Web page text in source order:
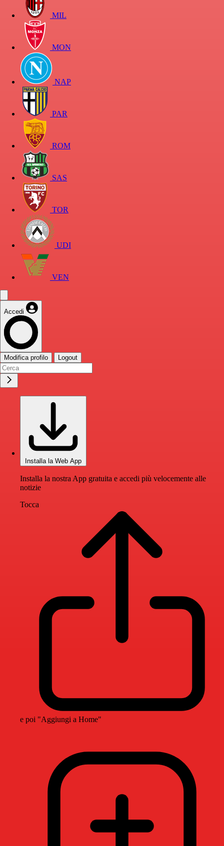
MIL
MON
NAP
PAR
ROM
SAS
TOR
UDI
VEN
Accedi
Modifica profilo Logout
Installa la Web App
Installa la nostra App gratuita e accedi più velocemente alle
notizie
Tocca
e poi "Aggiungi a Home"